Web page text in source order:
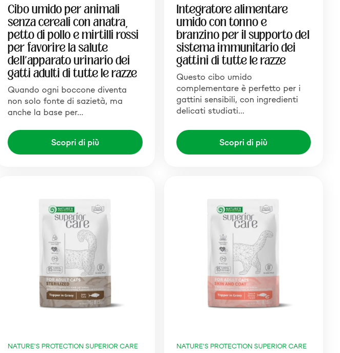
Cibo umido per animali
senza cereali con anatra,
petto di pollo e mirtilli rossi
per favorire la salute
dell'apparato urinario dei
gatti adulti di tutte le razze
Quando ogni boccone diventa
non solo fonte di sazietà, ma
anche la base per…
Scopri di più
Integratore alimentare
umido con tonno e
branzino per il supporto del
sistema immunitario dei
gattini di tutte le razze
Questo cibo umido
complementare è perfetto per i
gattini sensibili, con ingredienti
delicati studiati…
Scopri di più
NATURE'S PROTECTION SUPERIOR CARE NATURE'S PROTECTION SUPERIOR CARE